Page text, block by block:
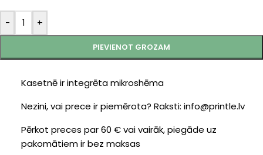
- +
PIEVIENOT GROZAM
Kasetnē ir integrēta mikroshēma
Nezini, vai prece ir piemērota? Raksti: info@printle.lv
Pērkot preces par 60 € vai vairāk, piegāde uz
pakomātiem ir bez maksas